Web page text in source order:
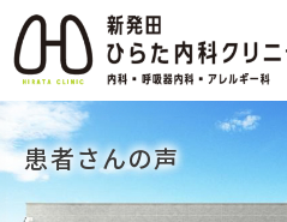
患者さんの声